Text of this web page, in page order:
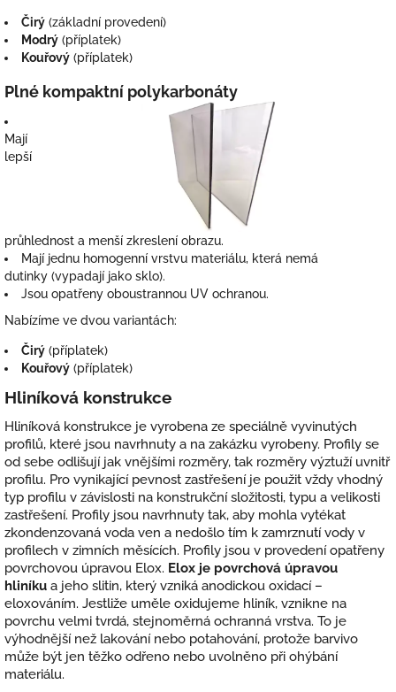
Čirý (základní provedení)
Modrý (příplatek)
Kouřový (příplatek)
Plné kompaktní polykarbonáty
Mají
lepší
průhlednost a menší zkreslení obrazu.
Mají jednu homogenní vrstvu materiálu, která nemá
dutinky (vypadají jako sklo).
Jsou opatřeny oboustrannou UV ochranou.
Nabízíme ve dvou variantách:
Čirý (příplatek)
Kouřový (příplatek)
Hliníková konstrukce
Hliníková konstrukce je vyrobena ze speciálně vyvinutých
profilů, které jsou navrhnuty a na zakázku vyrobeny. Profily se
od sebe odlišují jak vnějšími rozměry, tak rozměry výztuží uvnitř
profilu. Pro vynikající pevnost zastřešení je použit vždy vhodný
typ profilu v závislosti na konstrukční složitosti, typu a velikosti
zastřešení. Profily jsou navrhnuty tak, aby mohla vytékat
zkondenzovaná voda ven a nedošlo tím k zamrznutí vody v
profilech v zimních měsících. Profily jsou v provedení opatřeny
povrchovou úpravou Elox. Elox je povrchová úpravou
hliníku a jeho slitin, který vzniká anodickou oxidací –
eloxováním. Jestliže uměle oxidujeme hliník, vznikne na
povrchu velmi tvrdá, stejnoměrná ochranná vrstva. To je
výhodnější než lakování nebo potahování, protože barvivo
může být jen těžko odřeno nebo uvolněno při ohýbání
materiálu.